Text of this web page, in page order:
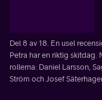
Del 8 av 18. En usel
Petra har en riktig skitdag.
rollerna: Daniel Larsson,
Ström och Josef